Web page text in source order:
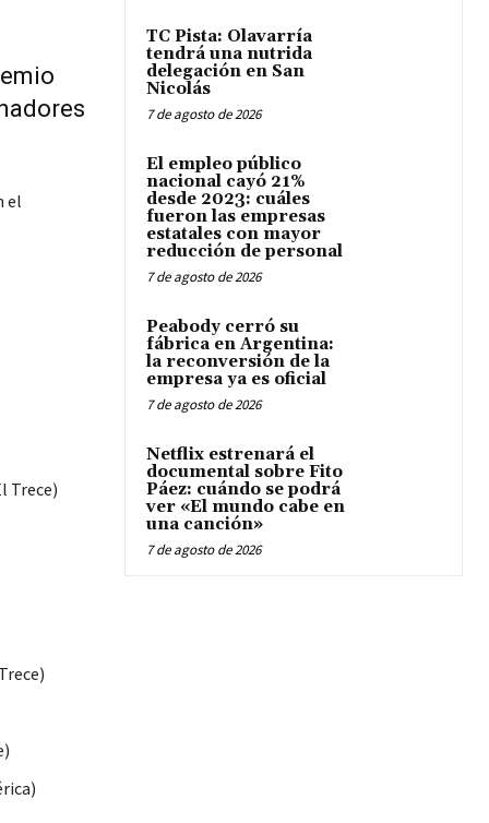
el
Trece)
TC Pista: Olavarría
tendrá una nutrida
delegación en San
Nicolás
7 de agosto de 2026
El empleo público
nacional cayó 21%
desde 2023: cuáles
fueron las empresas
estatales con mayor
reducción de personal
7 de agosto de 2026
Peabody cerró su
fábrica en Argentina:
la reconversión de la
empresa ya es oficial
7 de agosto de 2026
Netflix estrenará el
documental sobre Fito
Páez: cuándo se podrá
ver «El mundo cabe en
una canción»
7 de agosto de 2026